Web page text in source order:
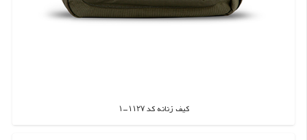
کیف زنانه کد ۱۱۲۷-۱
اطلاعات بیشتر